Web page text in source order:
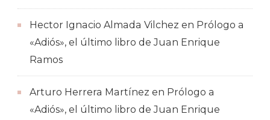
Hector Ignacio Almada Vilchez en Prólogo a
«Adiós», el último libro de Juan Enrique
Ramos
Arturo Herrera Martínez en Prólogo a
«Adiós», el último libro de Juan Enrique